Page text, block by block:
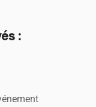
: